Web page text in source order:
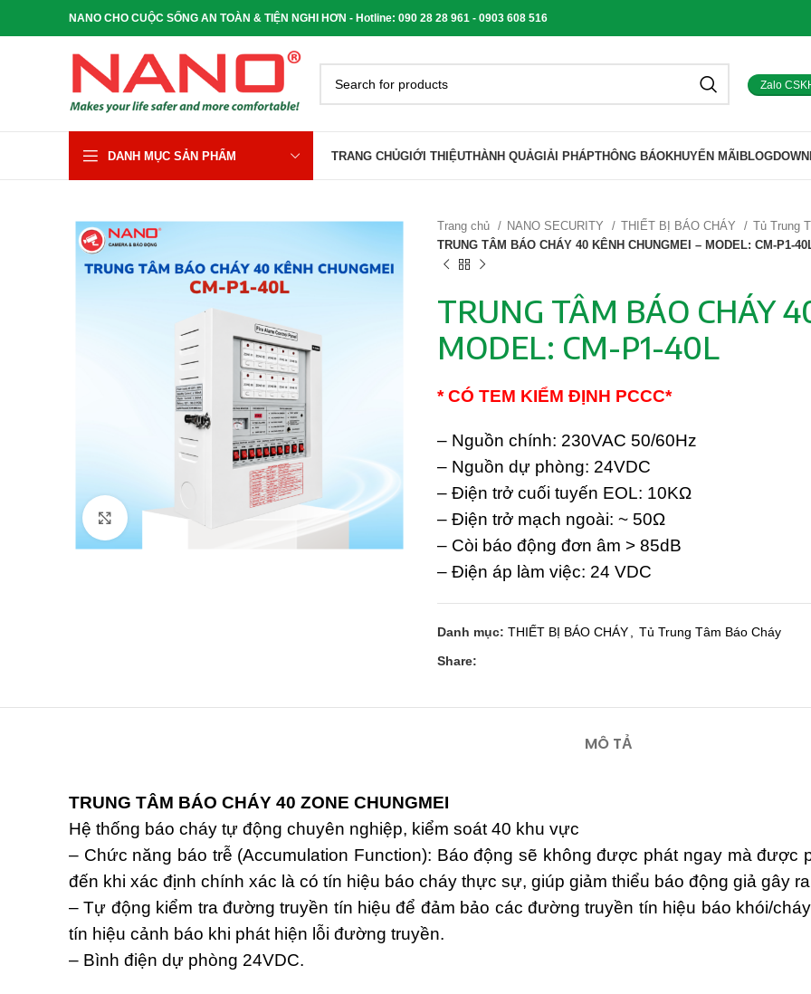
NANO CHO CUỘC SỐNG AN TOÀN & TIỆN NGHI HƠN - Hotline: 090 28 28 961 - 0903 608 516
Zalo
DANH MỤC SẢN PHẨM TRANG CHỦGIỚI THIỆUTHÀNH QUẢGIẢI PHÁPTHÔNG BÁOKHUYẾN MÃIBLOG
Click to enlarge
Trang chủ NANO SECURITY THIẾT BỊ BÁO CHÁY
Tủ Trung
TRUNG TÂM BÁO CHÁY 40 KÊNH CHUNGMEI – MODEL: CM-P1-
TRUNG TÂM BÁO CHÁY
MODEL: CM-P1-40L
* CÓ TEM KIỂM ĐỊNH PCCC*
– Nguồn chính: 230VAC 50/60Hz
– Nguồn dự phòng: 24VDC
– Điện trở cuối tuyến EOL: 10KΩ
– Điện trở mạch ngoài: ~ 50Ω
– Còi báo động đơn âm > 85dB
– Điện áp làm việc: 24 VDC
Danh mục: THIẾT BỊ BÁO CHÁY
Tủ Trung Tâm Báo Cháy
Share:
MÔ TẢ
TRUNG TÂM BÁO CHÁY 40 ZONE CHUNGMEI
Hệ thống báo cháy tự động chuyên nghiệp, kiểm soát 40 khu vực
– Chức năng báo trễ (Accumulation Function): Báo động sẽ không được phát ngay mà được
đến khi xác định chính xác là có tín hiệu báo cháy thực sự, giúp giảm thiểu báo động giả gây
– Tự động kiểm tra đường truyền tín hiệu để đảm bảo các đường truyền tín hiệu báo khói/
tín hiệu cảnh báo khi phát hiện lỗi đường truyền.
– Bình điện dự phòng 24VDC.